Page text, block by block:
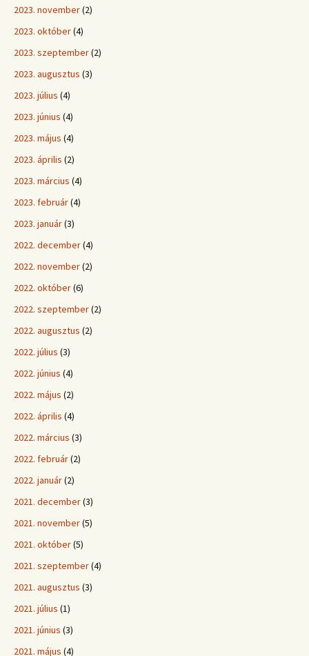
2023. november(2)
2023. október(4)
2023. szeptember(2)
2023. augusztus (3)
2023. július (4)
2023. június (4)
2023. május (4)
2023. április (2)
2023. március (4)
2023. február(4)
2023. január(3)
2022. december(4)
2022. november(2)
2022. október(6)
2022. szeptember(2)
2022. augusztus (2)
2022. július (3)
2022. június (4)
2022. május (2)
2022. április (4)
2022. március (3)
2022. február(2)
2022. január(2)
2021. december(3)
2021. november(5)
2021. október(5)
2021. szeptember(4)
2021. augusztus (3)
2021. július (1)
2021. június (3)
2021. május (4)